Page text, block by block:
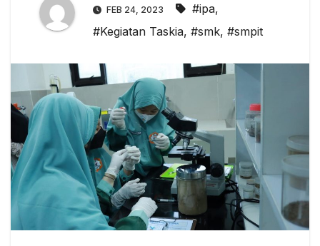
FEB 24, 2023 #ipa,
#Kegiatan Taskia, #smk, #smpit